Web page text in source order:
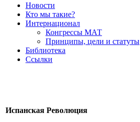
Новости
Кто мы такие?
Интернационал
Конгрессы МАТ
Принципы, цели и статуты
Библиотека
Ссылки
Испанская Революция